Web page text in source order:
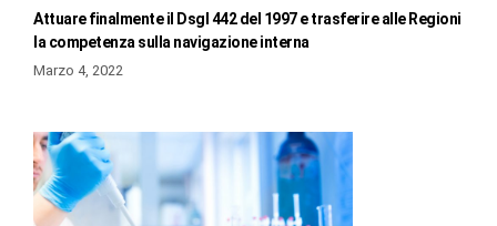
Attuare finalmente il Dsgl 442 del 1997 e trasferire alle Regioni
la competenza sulla navigazione interna
Marzo 4, 2022